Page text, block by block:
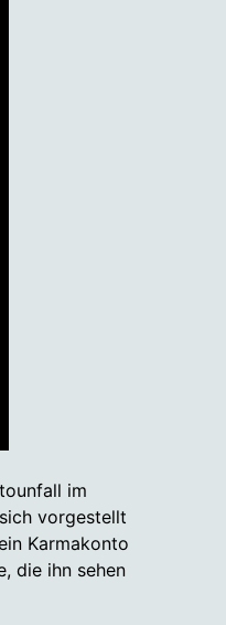
im
vorgestellt
Karmakonto
die ihn sehen